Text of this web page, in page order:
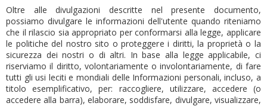
Oltre alle divulgazioni descritte nel presente documento,
possiamo divulgare le informazioni dell'utente quando riteniamo
che il rilascio sia appropriato per conformarsi alla legge, applicare
le politiche del nostro sito o proteggere i diritti, la proprietà o la
sicurezza dei nostri o di altri. In base alla legge applicabile, ci
riserviamo il diritto, volontariamente o involontariamente, di fare
tutti gli usi leciti e mondiali delle Informazioni personali, incluso, a
titolo esemplificativo, per: raccogliere, utilizzare, accedere (o
accedere alla barra), elaborare, soddisfare, divulgare, visualizzare,